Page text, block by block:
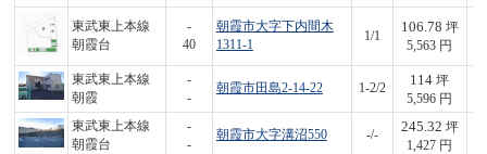
東武東上本線
朝霞台
-
40
朝霞市大字下内間木
1311-1
1/1
106.78 坪
5,563 円
東武東上本線
朝霞
-
-
朝霞市田島2-14-22 1-2/2
114 坪
5,596 円
東武東上本線
朝霞台
-
-
朝霞市大字溝沼550 -/-
245.32 坪
1,427 円